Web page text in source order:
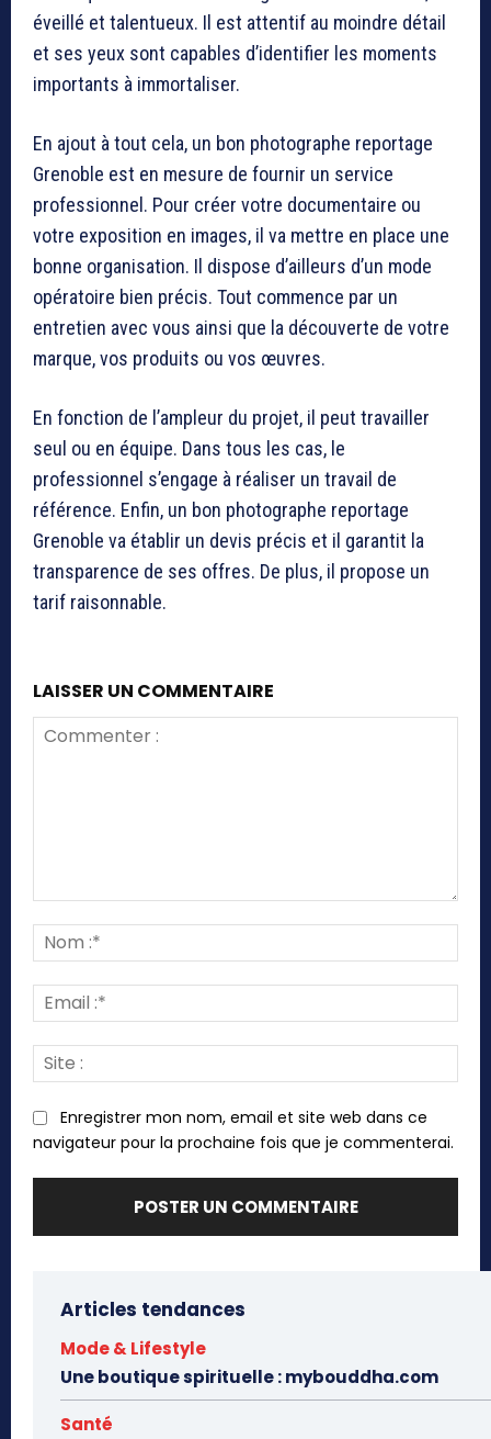
éveillé et talentueux. Il est attentif au moindre détail
et ses yeux sont capables d’identifier les moments
importants à immortaliser.
En ajout à tout cela, un bon photographe reportage
Grenoble est en mesure de fournir un service
professionnel. Pour créer votre documentaire ou
votre exposition en images, il va mettre en place une
bonne organisation. Il dispose d’ailleurs d’un mode
opératoire bien précis. Tout commence par un
entretien avec vous ainsi que la découverte de votre
marque, vos produits ou vos œuvres.
En fonction de l’ampleur du projet, il peut travailler
seul ou en équipe. Dans tous les cas, le
professionnel s’engage à réaliser un travail de
référence. Enfin, un bon photographe reportage
Grenoble va établir un devis précis et il garantit la
transparence de ses offres. De plus, il propose un
tarif raisonnable.
LAISSER UN COMMENTAIRE
:*
:*
:
Enregistrer mon nom, email et site web dans ce
navigateur pour la prochaine fois que je commenterai.
Articles tendances
Mode & Lifestyle
Une boutique spirituelle : mybouddha.com
Santé